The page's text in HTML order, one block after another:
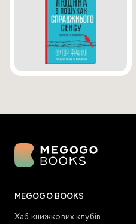
MEGOGO BOOKS
Хаб книжкових клубів